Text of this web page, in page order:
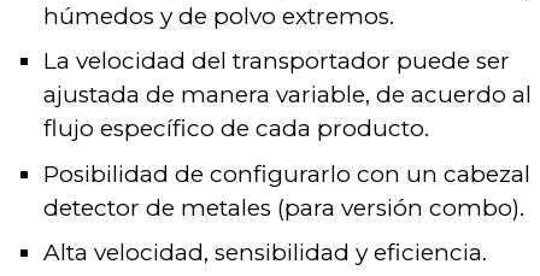
húmedos y de polvo extremos.
La velocidad del transportador puede ser
ajustada de manera variable, de acuerdo al
flujo específico de cada producto.
Posibilidad de configurarlo con un cabezal
detector de metales (para versión combo).
Alta velocidad, sensibilidad y eficiencia.